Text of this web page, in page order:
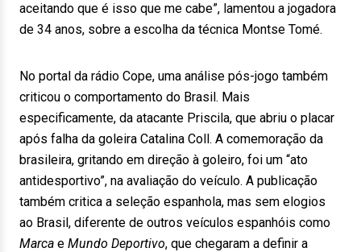
aceitando que é isso que me cabe”, lamentou a jogadora
de 34 anos, sobre a escolha da técnica Montse Tomé.
No portal da rádio Cope, uma análise pós-jogo também
criticou o comportamento do Brasil. Mais
especificamente, da atacante Priscila, que abriu o placar
após falha da goleira Catalina Coll. A comemoração da
brasileira, gritando em direção à goleiro, foi um “ato
antidesportivo”, na avaliação do veículo. A publicação
também critica a seleção espanhola, mas sem elogios
ao Brasil, diferente de outros veículos espanhóis como
Marca e Mundo Deportivo, que chegaram a definir a